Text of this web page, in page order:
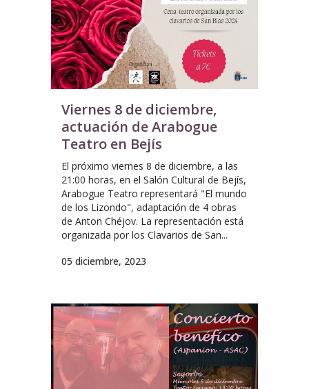
Viernes 8 de diciembre,
actuación de Arabogue
Teatro en Bejís
El próximo viernes 8 de diciembre, a las
21:00 horas, en el Salón Cultural de Bejís,
Arabogue Teatro representará "El mundo
de los Lizondo", adaptación de 4 obras
de Anton Chéjov. La representación está
organizada por los Clavarios de San...
05 diciembre, 2023